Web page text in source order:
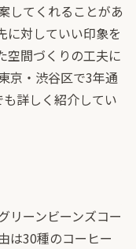
してくれることがあ
に対していい印象を
空間づくりの工夫に
京・渋谷区で3年通
も詳しく紹介してい
リーンビーンズコー
は30種のコーヒー